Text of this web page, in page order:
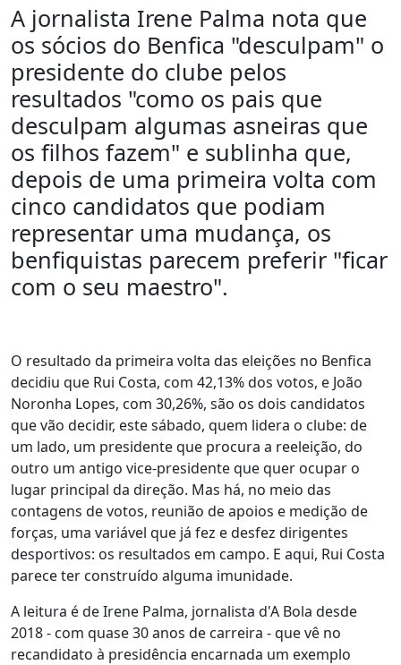
A jornalista Irene Palma nota que
os sócios do Benfica "desculpam" o
presidente do clube pelos
resultados "como os pais que
desculpam algumas asneiras que
os filhos fazem" e sublinha que,
depois de uma primeira volta com
cinco candidatos que podiam
representar uma mudança, os
benfiquistas parecem preferir "ficar
com o seu maestro".
O resultado da primeira volta das eleições no Benfica
decidiu que Rui Costa, com 42,13% dos votos, e João
Noronha Lopes, com 30,26%, são os dois candidatos
que vão decidir, este sábado, quem lidera o clube: de
um lado, um presidente que procura a reeleição, do
outro um antigo vice-presidente que quer ocupar o
lugar principal da direção. Mas há, no meio das
contagens de votos, reunião de apoios e medição de
forças, uma variável que já fez e desfez dirigentes
desportivos: os resultados em campo. E aqui, Rui Costa
parece ter construído alguma imunidade.
A leitura é de Irene Palma, jornalista d'A Bola desde
2018 - com quase 30 anos de carreira - que vê no
recandidato à presidência encarnada um exemplo